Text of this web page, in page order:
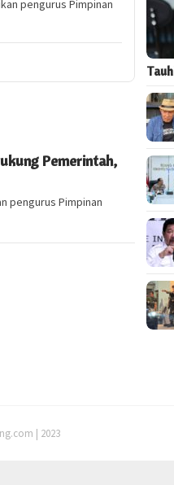
pengurus Pimpinan
Pemerintah,
pengurus Pimpinan
| 2023